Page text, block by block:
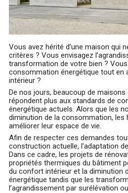
Vous avez hérité d’une maison qui
critères ? Vous envisagez
transformation de votre bien ?
consommation énergétique tout
intérieur ?
De nos jours, beaucoup de
répondent plus aux standards de
énergétique actuels. Alors que les
diminution de la consommation, les
améliorer leur espace de vie.
Afin de respecter ces demandes
construction actuelle, l’adaptation
Dans ce cadre, les projets de
propriétés thermiques du bâtiment
du confort intérieur et la diminution
énergétique tandis que les
l’agrandissement par surélévation